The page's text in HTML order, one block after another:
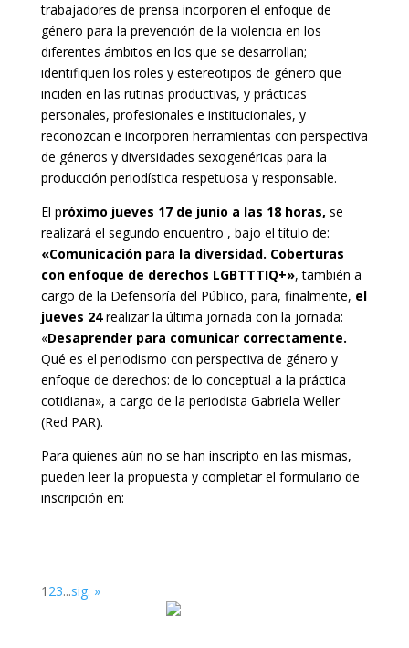
trabajadores de prensa incorporen el enfoque de
género para la prevención de la violencia en los
diferentes ámbitos en los que se desarrollan;
identifiquen los roles y estereotipos de género que
inciden en las rutinas productivas, y prácticas
personales, profesionales e institucionales, y
reconozcan e incorporen herramientas con perspectiva
de géneros y diversidades sexogenéricas para la
producción periodística respetuosa y responsable.
El próximo jueves 17 de junio a las 18 horas, se
realizará el segundo encuentro , bajo el título de:
«Comunicación para la diversidad. Coberturas
con enfoque de derechos LGBTTTIQ+», también a
cargo de la Defensoría del Público, para, finalmente, el
jueves 24realizar la última jornada con la jornada:
«Desaprender para comunicar correctamente.
Qué es el periodismo con perspectiva de género y
enfoque de derechos: de lo conceptual a la práctica
cotidiana», a cargo de la periodista Gabriela Weller
(Red PAR).
Para quienes aún no se han inscripto en las mismas,
pueden leer la propuesta y completar el formulario de
inscripción en:
1 23...sig. »